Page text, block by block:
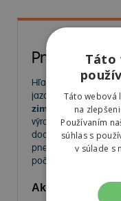
Pneumatiky
Hľadáte kvalitné
jazdu? Na
zimných a
výrobcov.
dodávky aj úžitkové
pneumatiky za
počas celého roka.
Aké pneumatiky
Táto
Táto webová
na
Používaním
súhlas s
v súlade s